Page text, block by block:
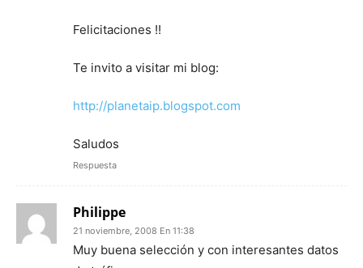
Felicitaciones !!
Te invito a visitar mi blog:
http://planetaip.blogspot.com
Saludos
Respuesta
Philippe
21 noviembre, 2008 En 11:38
Muy buena selección y con interesantes datos